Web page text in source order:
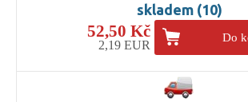
skladem (10)
52,50 Kč
2,19 EUR
Do